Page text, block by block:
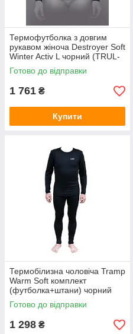
Термофутболка з довгим
рукавом жіноча Destroyer Soft
Winter Activ L чорний (TRUL-
0115T-black-L)
Готово до відправки
1 761 ₴
Купити
Термобілизна чоловіча Tramp
Warm Soft комплект
(футболка+штани) чорний
UTRUM-019-black, UTRUM-
019-black-S/M
Готово до відправки
1 298 ₴